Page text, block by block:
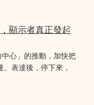
顯示者真正發起
心」的推動，加快把
。表達後，停下來，